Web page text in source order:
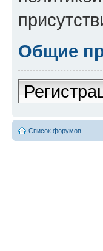
Общие
Список форумов